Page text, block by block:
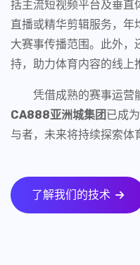
括主流短视频平台及垂直
直播或精华剪辑服务，
大赛事传播范围。此外，
持，助力体育内容的线上
凭借成熟的赛事运营
CA888亚洲城集团已成
与者，未来将持续探索体
了解我们的技术